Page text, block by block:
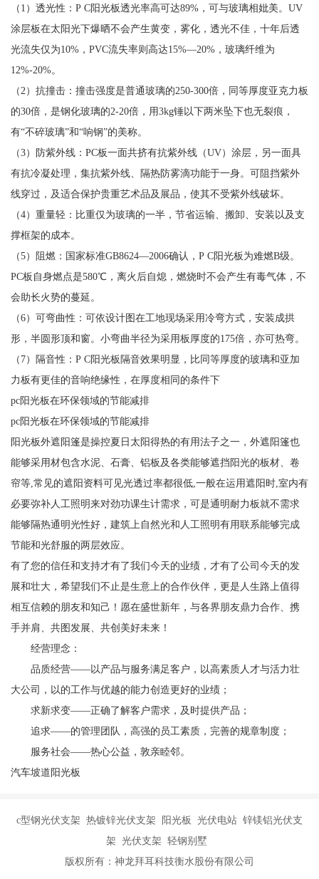
（1）透光性：P C阳光板透光率高可达89%，可与玻璃相妣美。UV
涂层板在太阳光下爆晒不会产生黄变，雾化，透光不佳，十年后透
光流失仅为10%，PVC流失率则高达15%—20%，玻璃纤维为
12%-20%。
（2）抗撞击：撞击强度是普通玻璃的250-300倍，同等厚度亚克力板
的30倍，是钢化玻璃的2-20倍，用3kg锤以下两米坠下也无裂痕，
有“不碎玻璃”和“响钢”的美称。
（3）防紫外线：PC板一面共挤有抗紫外线（UV）涂层，另一面具
有抗冷凝处理，集抗紫外线、隔热防雾滴功能于一身。可阻挡紫外
线穿过，及适合保护贵重艺术品及展品，使其不受紫外线破坏。
（4）重量轻：比重仅为玻璃的一半，节省运输、搬卸、安装以及支
撑框架的成本。
（5）阻燃：国家标准GB8624—2006确认，P C阳光板为难燃B级。
PC板自身燃点是580℃，离火后自熄，燃烧时不会产生有毒气体，不
会助长火势的蔓延。
（6）可弯曲性：可依设计图在工地现场采用冷弯方式，安装成拱
形，半圆形顶和窗。小弯曲半径为采用板厚度的175倍，亦可热弯。
（7）隔音性：P C阳光板隔音效果明显，比同等厚度的玻璃和亚加
力板有更佳的音响绝缘性，在厚度相同的条件下
pc阳光板在环保领域的节能减排
pc阳光板在环保领域的节能减排
阳光板外遮阳篷是操控夏日太阳得热的有用法子之一，外遮阳篷也
能够采用材包含水泥、石膏、铝板及各类能够遮挡阳光的板材、卷
帘等,常见的遮阳资料可见光透过率都很低,一般在运用遮阳时,室内有
必要弥补人工照明来对劲功课生计需求，可是通明耐力板就不需求
能够隔热通明光性好，建筑上自然光和人工照明有用联系能够完成
节能和光舒服的两层效应。
有了您的信任和支持才有了我们今天的业绩，才有了公司今天的发
展和壮大，希望我们不止是生意上的合作伙伴，更是人生路上值得
相互信赖的朋友和知己！愿在盛世新年，与各界朋友鼎力合作、携
手并肩、共图发展、共创美好未来！
经营理念：
品质经营——以产品与服务满足客户，以高素质人才与活力壮
大公司，以的工作与优越的能力创造更好的业绩；
求新求变——正确了解客户需求，及时提供产品；
追求——的管理团队，高强的员工素质，完善的规章制度；
服务社会——热心公益，敦亲睦邻。
汽车坡道阳光板
c型钢光伏支架 热镀锌光伏支架 阳光板 光伏电站 锌镁铝光伏支
架 光伏支架 轻钢别墅
版权所有：神龙拜耳科技衡水股份有限公司